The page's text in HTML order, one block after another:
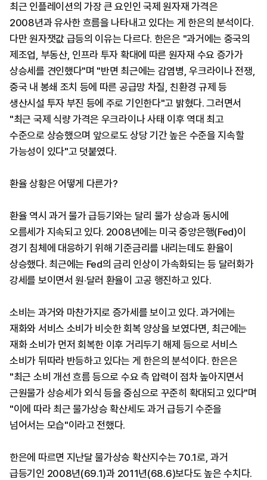
최근 인플레이션의 가장 큰 요인인 국제 원자재 가격은
2008년과 유사한 흐름을 나타내고 있다는 게 한은의 분석이다.
다만 원자잿값 급등의 이유는 다르다. 한은은 "과거에는 중국의
제조업, 부동산, 인프라 투자 확대에 따른 원자재 수요 증가가
상승세를 견인했다"며 "반면 최근에는 감염병, 우크라이나 전쟁,
중국 내 봉쇄 조치 등에 따른 공급망 차질, 친환경 규제 등
생산시설 투자 부진 등에 주로 기인한다"고 밝혔다. 그러면서
"최근 국제 식량 가격은 우크라이나 사태 이후 역대 최고
수준으로 상승했으며 앞으로도 상당 기간 높은 수준을 지속할
가능성이 있다"고 덧붙였다.
환율 상황은 어떻게 다른가?
환율 역시 과거 물가 급등기와는 달리 물가 상승과 동시에
오름세가 지속되고 있다. 2008년에는 미국 중앙은행(Fed)이
경기 침체에 대응하기 위해 기준금리를 내리는데도 환율이
상승했다. 최근에는 Fed의 금리 인상이 가속화되는 등 달러화가
강세를 보이면서 원·달러 환율이 고공 행진하고 있다.
소비는 과거와 마찬가지로 증가세를 보이고 있다. 과거에는
재화와 서비스 소비가 비슷한 회복 양상을 보였다면, 최근에는
재화 소비가 먼저 회복한 이후 거리두기 해제 등으로 서비스
소비가 뒤따라 반등하고 있다는 게 한은의 분석이다. 한은은
"최근 소비 개선 흐름 등으로 수요 측 압력이 점차 높아지면서
근원물가 상승세가 외식 등을 중심으로 꾸준히 확대되고 있다"며
"이에 따라 최근 물가상승 확산세도 과거 급등기 수준을
넘어서는 모습"이라고 전했다.
한은에 따르면 지난달 물가상승 확산지수는 70.1로, 과거
급등기인 2008년(69.1)과 2011년(68.6)보다도 높은 수치다.